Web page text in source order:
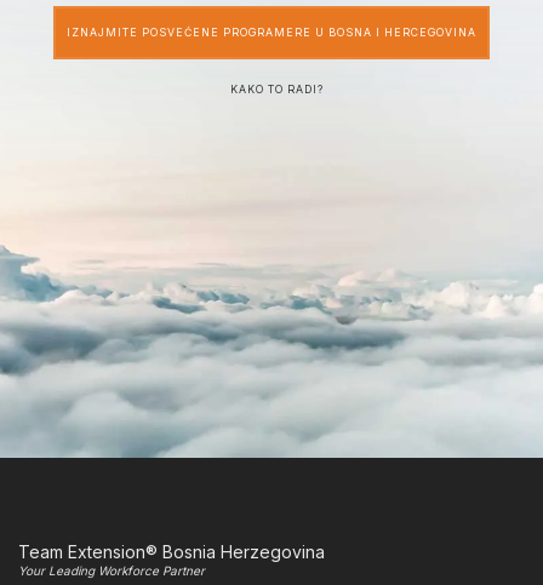
IZNAJMITE POSVEĆENE PROGRAMERE U BOSNA I HERCEGOVINA
KAKO TO RADI?
Team Extension® Bosnia Herzegovina
Your Leading Workforce Partner